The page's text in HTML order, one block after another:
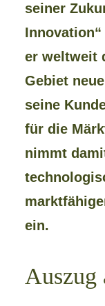
seiner
er weltweit
Gebiet
seine
für die
nimmt
ein.
Auszug